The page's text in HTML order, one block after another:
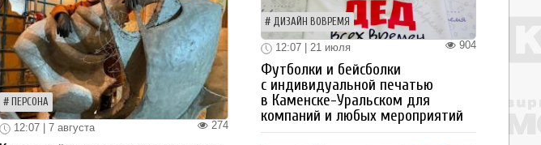
ПЕРСОНА
274
12:07 | 7 августа
ДИЗАЙН ВОВРЕМЯ
904
12:07 | 21 июля
Футболки и бейсболки
с индивидуальной печатью
в Каменске-Уральском для
компаний и любых мероприятий